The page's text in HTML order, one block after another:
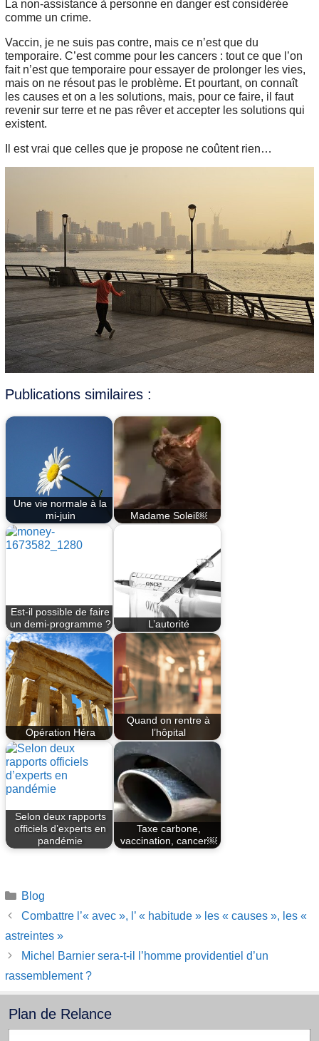
La non-assistance à personne en danger est considérée
comme un crime.
Vaccin, je ne suis pas contre, mais ce n’est que du
temporaire. C’est comme pour les cancers : tout ce que l’on
fait n’est que temporaire pour essayer de prolonger les vies,
mais on ne résout pas le problème. Et pourtant, on connaît
les causes et on a les solutions, mais, pour ce faire, il faut
revenir sur terre et ne pas rêver et accepter les solutions qui
existent.
Il est vrai que celles que je propose ne coûtent rien…
Publications similaires :
Une vie normale à la
mi-juin
Madame Soleil￼
Est-il possible de faire
un demi-programme ?
L’autorité
Opération Héra
Quand on rentre à
l’hôpital
Selon deux rapports
officiels d’experts en
pandémie
Taxe carbone,
vaccination, cancer￼
Catégories
Blog
Combattre l’« avec », l’ « habitude » les « causes », les «
astreintes »
Michel Barnier sera-t-il l’homme providentiel d’un
rassemblement ?
Plan de Relance